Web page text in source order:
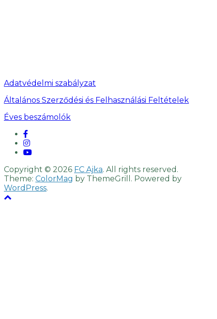
Adatvédelmi szabályzat
Általános Szerződési és Felhasználási Feltételek
Éves beszámolók
Copyright © 2026 FC Ajka. All rights reserved.
Theme: ColorMag by ThemeGrill. Powered by
WordPress.